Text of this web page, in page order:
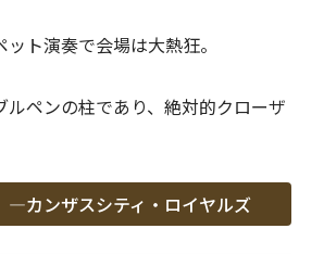
ト演奏で会場は大熱狂。
ルペンの柱であり、絶対的クローザ
―カンザスシティ・ロイヤルズ